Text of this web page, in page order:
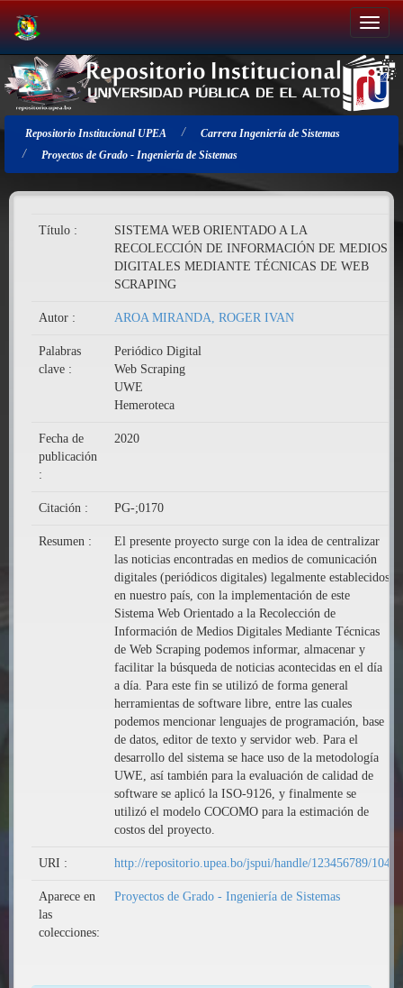
Salir
de
la
navegación
Repositorio Institucional UPEA
Carrera Ingeniería de Sistemas
Proyectos de Grado - Ingeniería de Sistemas
Título :
SISTEMA WEB ORIENTADO A LA
RECOLECCIÓN DE INFORMACIÓN DE MEDIOS
DIGITALES MEDIANTE TÉCNICAS DE WEB
SCRAPING
Autor : AROA MIRANDA, ROGER IVAN
Palabras
clave :
Periódico Digital
Web Scraping
UWE
Hemeroteca
Fecha de
publicación
:
2020
Citación : PG-;0170
Resumen :
El presente proyecto surge con la idea de centralizar
las noticias encontradas en medios de comunicación
digitales (periódicos digitales) legalmente establecidos
en nuestro país, con la implementación de este
Sistema Web Orientado a la Recolección de
Información de Medios Digitales Mediante Técnicas
de Web Scraping podemos informar, almacenar y
facilitar la búsqueda de noticias acontecidas en el día
a día. Para este fin se utilizó de forma general
herramientas de software libre, entre las cuales
podemos mencionar lenguajes de programación, base
de datos, editor de texto y servidor web. Para el
desarrollo del sistema se hace uso de la metodología
UWE, así también para la evaluación de calidad de
software se aplicó la ISO-9126, y finalmente se
utilizó el modelo COCOMO para la estimación de
costos del proyecto.
URI : http://repositorio.upea.bo/jspui/handle/123456789/104
Aparece en
las
colecciones:
Proyectos de Grado - Ingeniería de Sistemas